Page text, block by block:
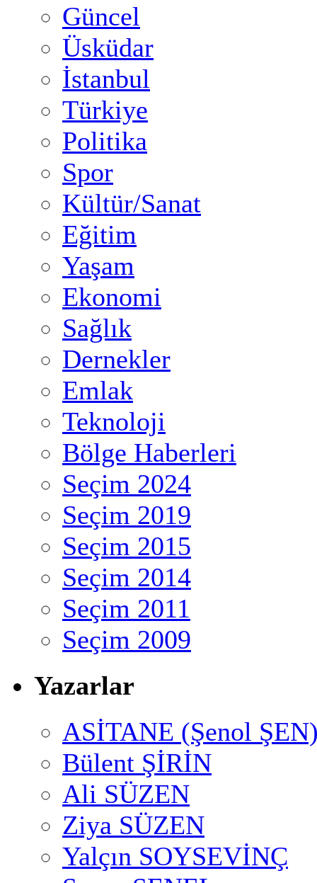
Güncel
Üsküdar
İstanbul
Türkiye
Politika
Spor
Kültür/Sanat
Eğitim
Yaşam
Ekonomi
Sağlık
Dernekler
Emlak
Teknoloji
Bölge Haberleri
Seçim 2024
Seçim 2019
Seçim 2015
Seçim 2014
Seçim 2011
Seçim 2009
Yazarlar
ASİTANE (Şenol
Bülent ŞİRİN
Ali SÜZEN
Ziya SÜZEN
Yalçın SOYSEVİNÇ